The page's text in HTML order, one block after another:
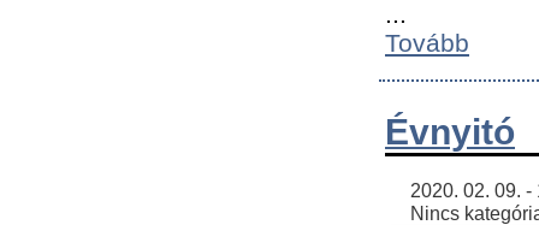
Tovább
Évnyitó
Nincs